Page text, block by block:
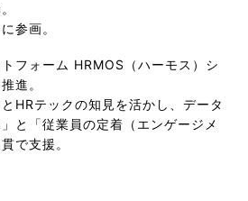
参画。
フォーム HRMOS（ハーモス）シ
進。
HRテックの知見を活かし、データ
と「従業員の定着（エンゲージメ
で支援。